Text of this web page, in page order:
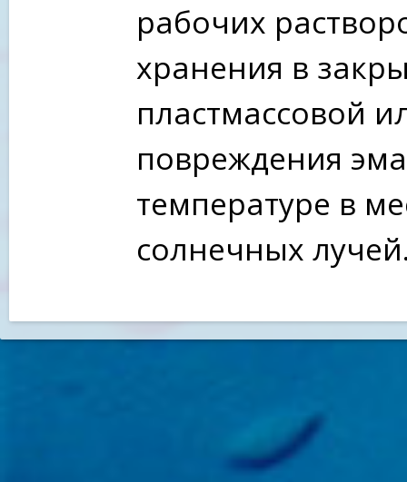
рабочих
хранения в
пластмассовой
повреждения
температуре в
солнечных